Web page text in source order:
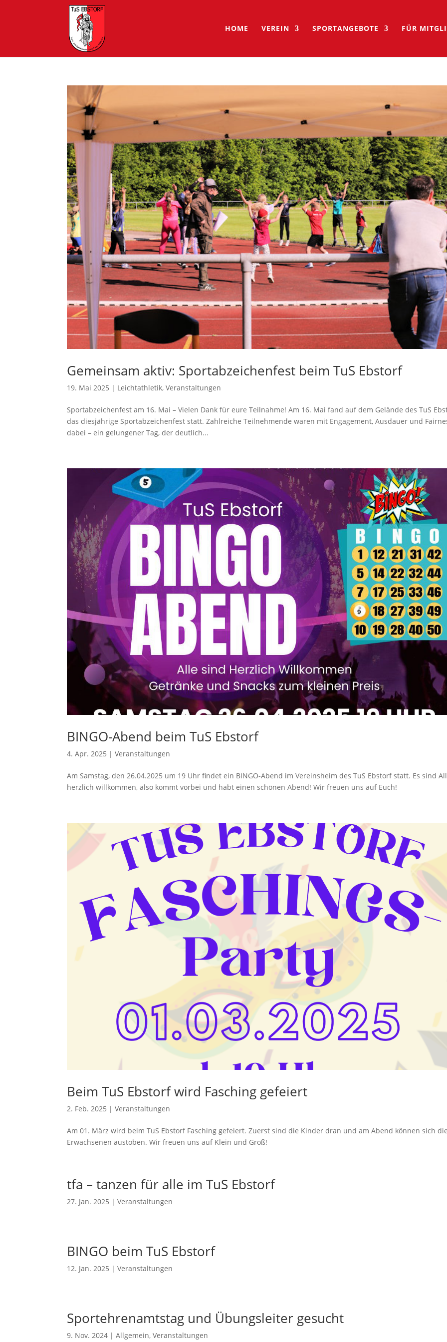
HOME VEREIN SPORTANGEBOTE FÜR
Gemeinsam aktiv: Sportabzeichenfest beim TuS Ebstorf
19. Mai 2025 | Leichtathletik,Veranstaltungen
Sportabzeichenfest am 16. Mai – Vielen Dank für eure Teilnahme! Am 16. Mai fand auf dem Gelände des TuS
das diesjährige Sportabzeichenfest statt. Zahlreiche Teilnehmende waren mit Engagement, Ausdauer und
dabei – ein gelungener Tag, der deutlich...
BINGO-Abend beim TuS Ebstorf
4. Apr. 2025 |Veranstaltungen
Am Samstag, den 26.04.2025 um 19 Uhr findet ein BINGO-Abend im Vereinsheim des TuS Ebstorf statt. Es sind
herzlich willkommen, also kommt vorbei und habt einen schönen Abend! Wir freuen uns auf Euch!
Beim TuS Ebstorf wird Fasching gefeiert
2. Feb. 2025 |Veranstaltungen
Am 01. März wird beim TuS Ebstorf Fasching gefeiert. Zuerst sind die Kinder dran und am Abend können sich
Erwachsenen austoben. Wir freuen uns auf Klein und Groß!
tfa – tanzen für alle im TuS Ebstorf
27. Jan. 2025 |Veranstaltungen
BINGO beim TuS Ebstorf
12. Jan. 2025 |Veranstaltungen
Sportehrenamtstag und Übungsleiter gesucht
9. Nov. 2024 |Allgemein,Veranstaltungen